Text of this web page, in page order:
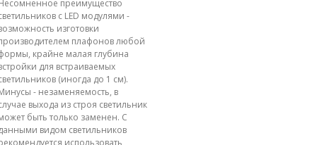
преимущество
с LED модулями -
изготовки
плафонов любой
крайне малая глубина
для встраиваемых
(иногда до 1 см).
- незаменяемость, в
выхода из строя светильник
быть только заменен. С
видом светильников
использовать